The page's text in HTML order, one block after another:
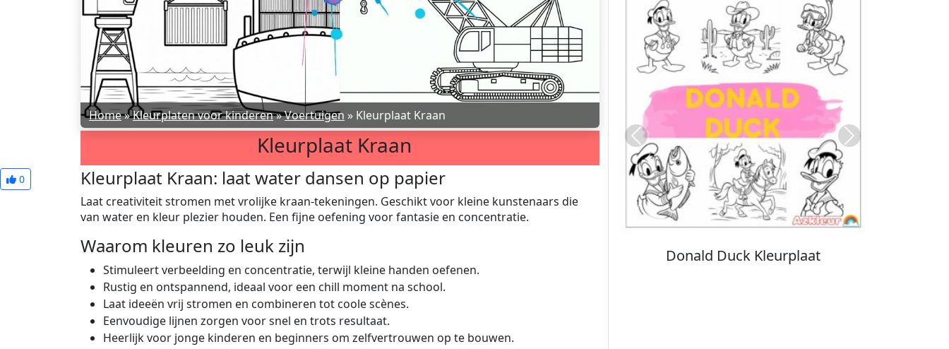
Home»Kleurplaten voor kinderen»Voertuigen » Kleurplaat Kraan
Kleurplaat Kraan
0 Kleurplaat Kraan: laat water dansen op papier
Laat creativiteit stromen met vrolijke kraan-tekeningen. Geschikt voor kleine kunstenaars die
van water en kleur plezier houden. Een fijne oefening voor fantasie en concentratie.
Waarom kleuren zo leuk zijn
Stimuleert verbeelding en concentratie, terwijl kleine handen oefenen.
Rustig en ontspannend, ideaal voor een chill moment na school.
Laat ideeën vrij stromen en combineren tot coole scènes.
Eenvoudige lijnen zorgen voor snel en trots resultaat.
Heerlijk voor jonge kinderen en beginners om zelfvertrouwen op te bouwen.
Stitch Kleurplaat
Previous Next